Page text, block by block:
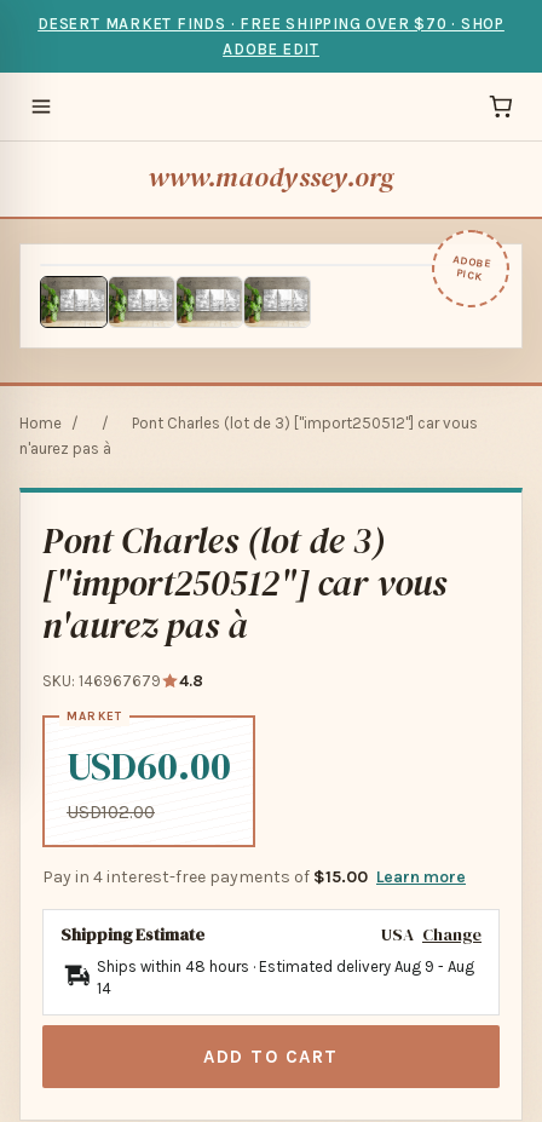
DESERT MARKET FINDS · FREE SHIPPING OVER $70 · SHOP
ADOBE EDIT
www.maodyssey.org
ADOBE
PICK
Home / /
Pont Charles (lot de 3) ["import250512"] car vous
n'aurez pas à
Pont Charles (lot de 3)
["import250512"] car vous
n'aurez pas à
SKU: 146967679 4.8
USD60.00
USD102.00
Pay in 4 interest-free payments of $15.00 Learn more
Shipping Estimate USA Change
Ships within 48 hours · Estimated delivery Aug 9 - Aug
14
ADD TO CART